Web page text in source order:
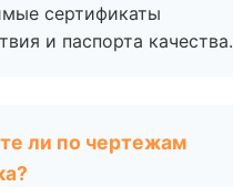
сертификаты
и паспорта качества.
ли по чертежам